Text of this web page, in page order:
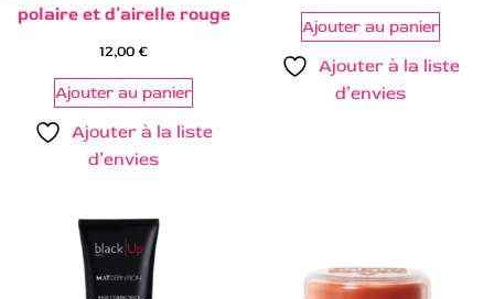
polaire et d’airelle rouge
12,00€
Ajouter au panier
Ajouter à la liste
d’envies
Ajouter au panier
Ajouter à la liste
d’envies